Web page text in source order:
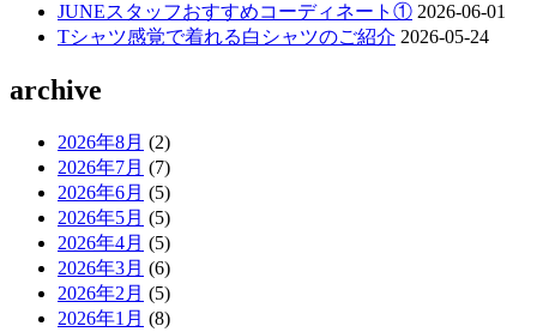
JUNEスタッフおすすめコーディネート① 2026-06-01
Tシャツ感覚で着れる白シャツのご紹介 2026-05-24
archive
2026年8月 (2)
2026年7月 (7)
2026年6月 (5)
2026年5月 (5)
2026年4月 (5)
2026年3月 (6)
2026年2月 (5)
2026年1月 (8)